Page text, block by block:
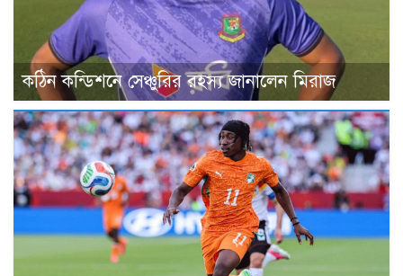
কঠিন কন্ডিশনে সেঞ্চুরির রহস্য জানালেন মিরাজ